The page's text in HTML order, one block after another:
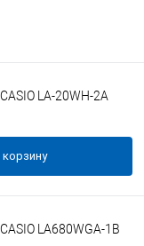
LA-20WH-2A
корзину
LA680WGA-1B